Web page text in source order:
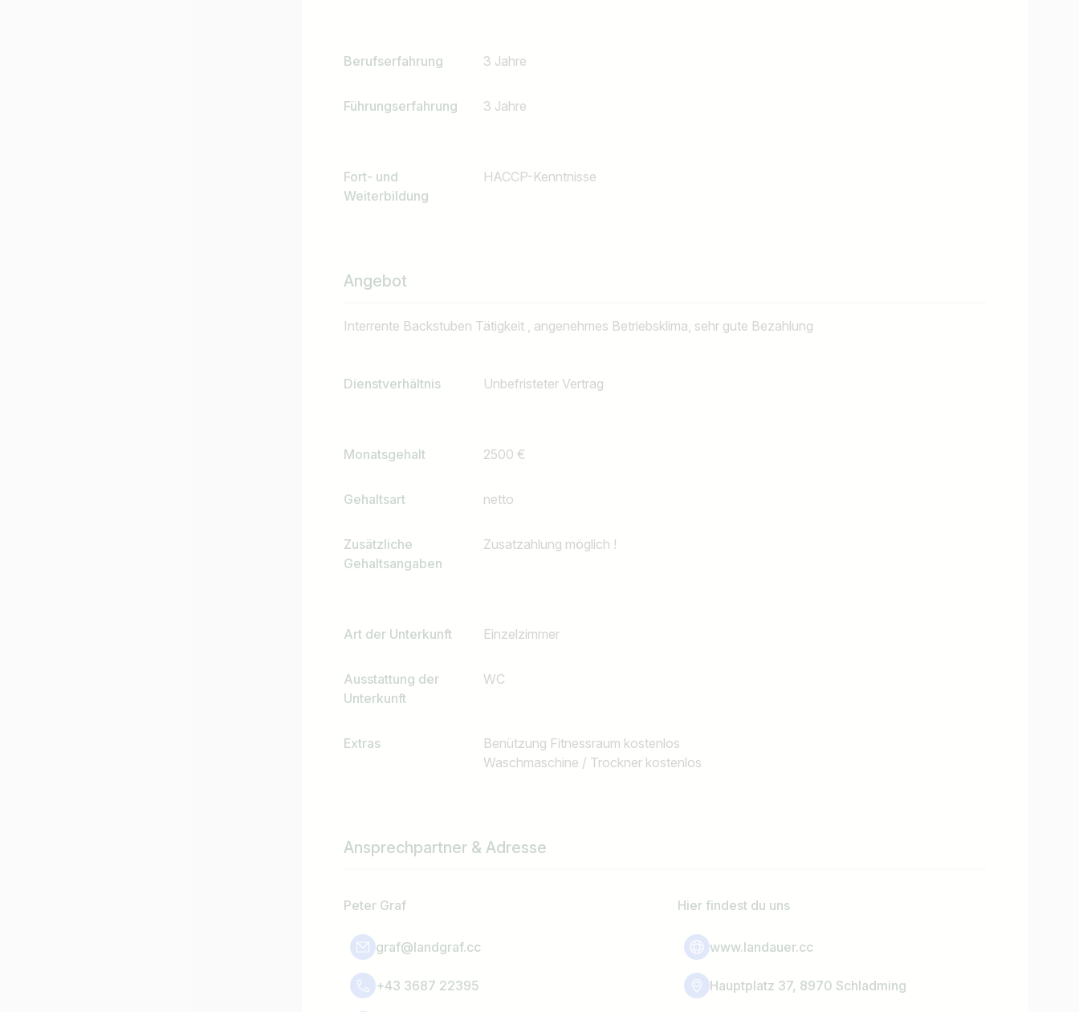
Berufserfahrung 3 Jahre
Führungserfahrung 3 Jahre
Fort- und
Weiterbildung
HACCP-Kenntnisse
Angebot
Interrente Backstuben Tätigkeit , angenehmes Betriebsklima, sehr gute Bezahlung
Dienstverhältnis Unbefristeter Vertrag
Monatsgehalt 2500 €
Gehaltsart netto
Zusätzliche
Gehaltsangaben
Zusatzahlung möglich !
Art der Unterkunft Einzelzimmer
Ausstattung der
Unterkunft
WC
Extras
Benützung Fitnessraum kostenlos
Waschmaschine / Trockner kostenlos
Ansprechpartner & Adresse
Peter Graf
graf@landgraf.cc
+43 3687 22395
Hier findest du uns
www.landauer.cc
Hauptplatz 37, 8970 Schladming